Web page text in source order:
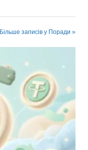
Більше записів у Поради »